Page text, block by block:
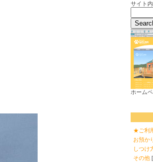
サイト
ホーム
★ご利
お預か
しつけ
その他